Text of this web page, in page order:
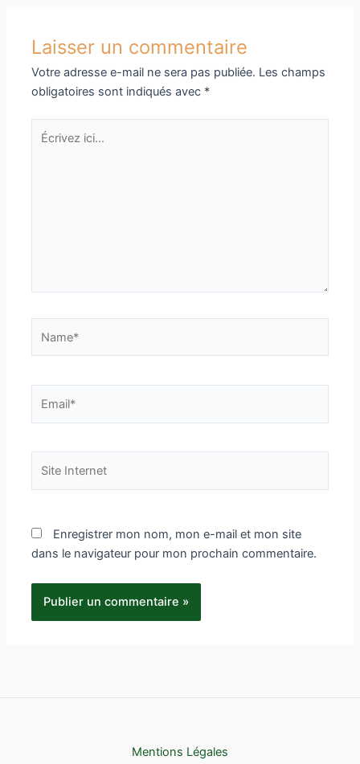
Laisser un commentaire
Votre adresse e-mail ne sera pas publiée. Les champs
obligatoires sont indiqués avec *
Écrivez
ici…
Enregistrer mon nom, mon e-mail et mon site
dans le navigateur pour mon prochain commentaire.
Mentions Légales